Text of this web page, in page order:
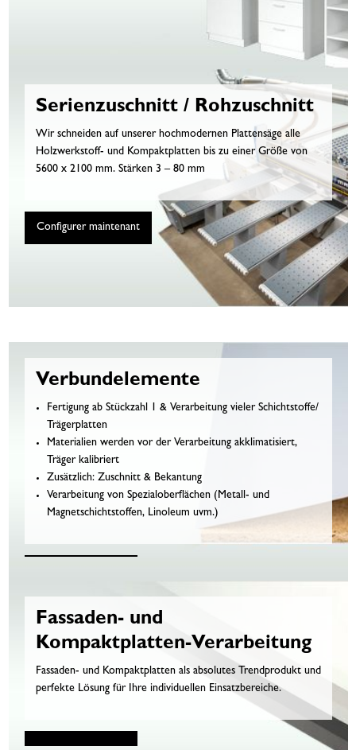
Serienzuschnitt / Rohzuschnitt
Wir schneiden auf unserer hochmodernen Plattensäge alle
Holzwerkstoff- und Kompaktplatten bis zu einer Größe von
5600 x 2100 mm. Stärken 3 – 80 mm
Configurer maintenant
Verbundelemente
Fertigung ab Stückzahl 1 & Verarbeitung vieler Schichtstoffe/
Trägerplatten
Materialien werden vor der Verarbeitung akklimatisiert,
Träger kalibriert
Zusätzlich: Zuschnitt & Bekantung
Verarbeitung von Spezialoberflächen (Metall- und
Magnetschichtstoffen, Linoleum uvm.)
Fassaden- und
Kompaktplatten-Verarbeitung
Fassaden- und Kompaktplatten als absolutes Trendprodukt und
perfekte Lösung für Ihre individuellen Einsatzbereiche.